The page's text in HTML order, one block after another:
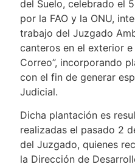
del Suelo, celebrado el
por la FAO y la ONU,
trabajo del Juzgado
canteros en el exterior
Correo”, incorporando
con el fin de generar
Judicial.
Dicha plantación es
realizadas el pasado 2
del Juzgado, quienes
la Dirección de